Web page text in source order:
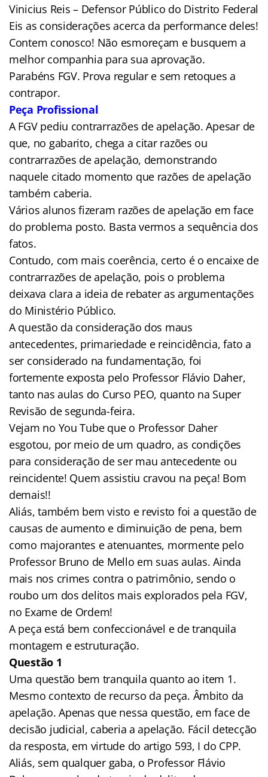
Vinicius Reis – Defensor Público do Distrito Federal
Eis as considerações acerca da performance deles!
Contem conosco! Não esmoreçam e busquem a
melhor companhia para sua aprovação.
Parabéns FGV. Prova regular e sem retoques a
contrapor.
Peça Profissional
A FGV pediu contrarrazões de apelação. Apesar de
que, no gabarito, chega a citar razões ou
contrarrazões de apelação, demonstrando
naquele citado momento que razões de apelação
também caberia.
Vários alunos fizeram razões de apelação em face
do problema posto. Basta vermos a sequência dos
fatos.
Contudo, com mais coerência, certo é o encaixe de
contrarrazões de apelação, pois o problema
deixava clara a ideia de rebater as argumentações
do Ministério Público.
A questão da consideração dos maus
antecedentes, primariedade e reincidência, fato a
ser considerado na fundamentação, foi
fortemente exposta pelo Professor Flávio Daher,
tanto nas aulas do Curso PEO, quanto na Super
Revisão de segunda-feira.
Vejam no You Tube que o Professor Daher
esgotou, por meio de um quadro, as condições
para consideração de ser mau antecedente ou
reincidente! Quem assistiu cravou na peça! Bom
demais!!
Aliás, também bem visto e revisto foi a questão de
causas de aumento e diminuição de pena, bem
como majorantes e atenuantes, mormente pelo
Professor Bruno de Mello em suas aulas. Ainda
mais nos crimes contra o patrimônio, sendo o
roubo um dos delitos mais explorados pela FGV,
no Exame de Ordem!
A peça está bem confeccionável e de tranquila
montagem e estruturação.
Questão 1
Uma questão bem tranquila quanto ao item 1.
Mesmo contexto de recurso da peça. Âmbito da
apelação. Apenas que nessa questão, em face de
decisão judicial, caberia a apelação. Fácil detecção
da resposta, em virtude do artigo 593, I do CPP.
Aliás, sem qualquer gaba, o Professor Flávio